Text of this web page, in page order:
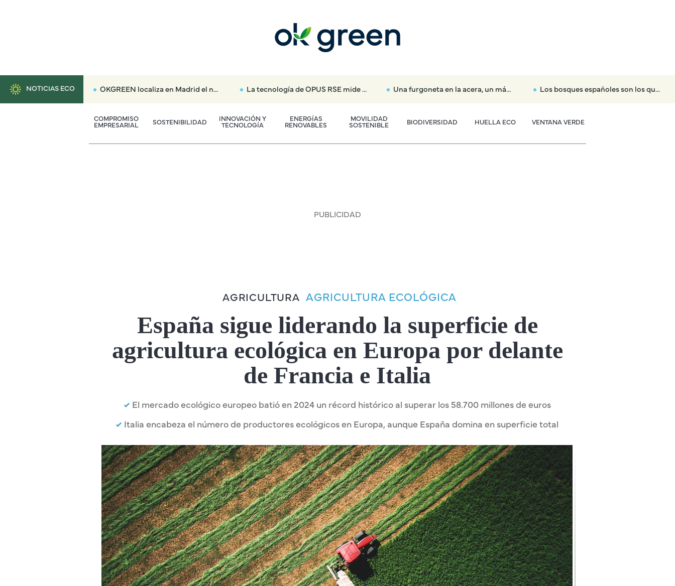
NOTICIAS ECO OKGREEN localiza en Madrid el nuevo radar que multará hasta con 3.000 euros a los coches más contaminantes La tecnología de OPUS RSE mide la contaminación del coche en tiempo real y sin necesidad de detener el tráfico Una furgoneta en la acera, un mástil con cámara y sensores portátiles conforman el dispositivo detectado por OKGREEN Los bosques españoles son los que menos biomasa pierden de toda Europa pese a los incendios
COMPROMISO
EMPRESARIAL
SOSTENIBILIDAD
INNOVACIÓN Y
TECNOLOGÍA
ENERGÍAS
RENOVABLES
MOVILIDAD
SOSTENIBLE
BIODIVERSIDAD HUELLA ECO VENTANA VERDE
AGRICULTURA AGRICULTURA ECOLÓGICA
España sigue liderando la superficie de
agricultura ecológica en Europa por delante
de Francia e Italia
El mercado ecológico europeo batió en 2024 un récord histórico al superar los 58.700 millones de euros
Italia encabeza el número de productores ecológicos en Europa, aunque España domina en superficie total